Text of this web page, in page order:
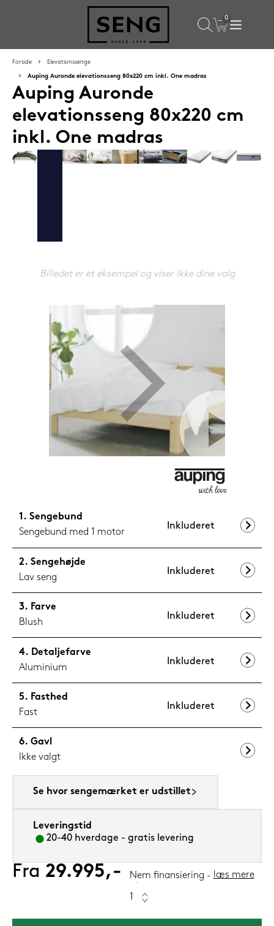
Forside Elevationssenge
Auping Auronde elevationsseng 80x220 cm inkl. One madras
Auping Auronde
elevationsseng 80x220 cm
inkl. One madras
Billedet er et eksempel og viser ikke dine valg
Sengebund
Sengebund med 1 motor
Inkluderet
Sengehøjde
Lav seng
Inkluderet
Farve
Blush
Inkluderet
Detaljefarve
Aluminium
Inkluderet
Fasthed
Fast
Inkluderet
Gavl
Ikke valgt
Se hvor sengemærket er udstillet
Leveringstid
20-40 hverdage - gratis levering
Fra 29.995,- Nem finansiering læs mere